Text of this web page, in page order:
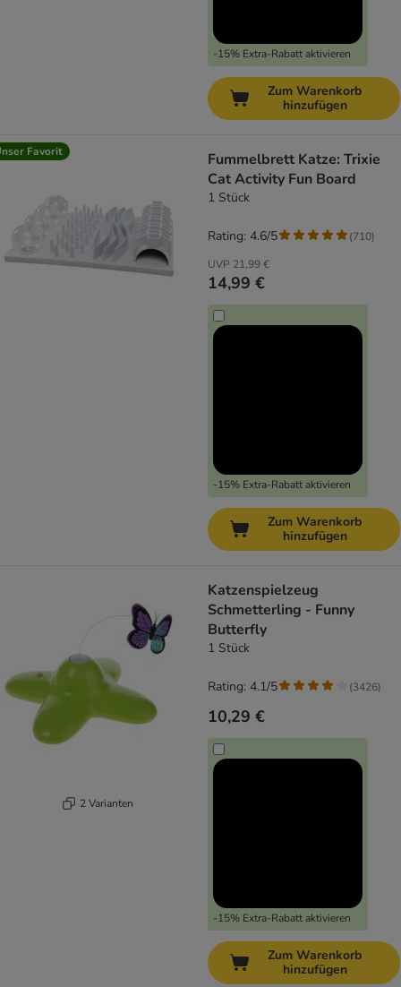
-15% Extra-Rabatt aktivieren
Zum Warenkorb
hinzufügen
Favorit
Fummelbrett Katze: Trixie
Cat Activity Fun Board
1 Stück
UVP 21,99 €
14,99 €
-15% Extra-Rabatt aktivieren
Rating: 4.6/5 (710)
Zum Warenkorb
hinzufügen
2 Varianten
Katzenspielzeug
Schmetterling - Funny
Butterfly
1 Stück
10,29 €
-15% Extra-Rabatt aktivieren
Rating: 4.1/5 (3426)
Zum Warenkorb
hinzufügen